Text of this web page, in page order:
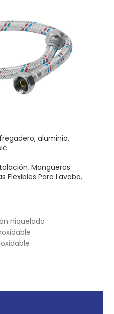
aluminio,
, Mangueras
Flexibles Para Lavabo,
niquelado